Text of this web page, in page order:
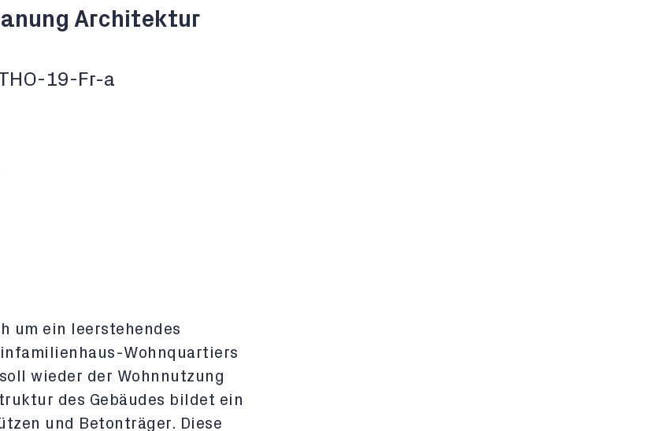
Architektur
19-Fr-a
um ein leerstehendes
Wohnquartiers
wieder der Wohnnutzung
des Gebäudes bildet ein
und Betonträger. Diese